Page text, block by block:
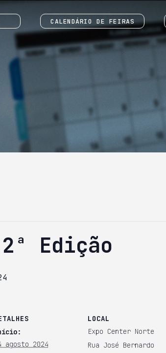
CALENDÁRIO DE FEIRAS
2ª Edição
agosto 2024
LOCAL
Expo Center Norte
Rua José Bernardo